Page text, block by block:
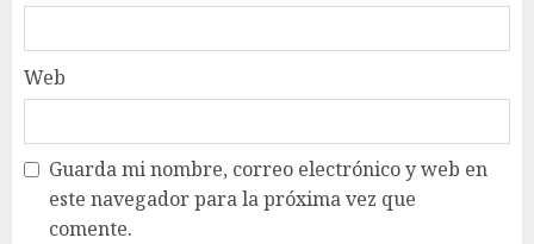
Web
Guarda mi nombre, correo electrónico y web en
este navegador para la próxima vez que
comente.